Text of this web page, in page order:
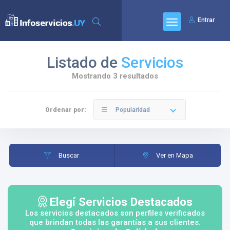
Entrar
Listado de Servicios
Mostrando 3 resultados
Ordenar por: Popularidad
Buscar Ver en Mapa
Elegí Servicios Destacados
Los servicios destacados son perfiles verificados
que brindan todas las garantías a sus clientes.